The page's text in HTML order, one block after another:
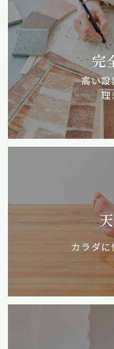
完
高い設
カラダ